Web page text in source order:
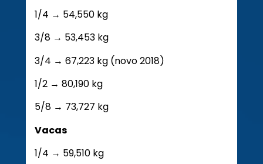
1/4 → 54,550 kg
3/8 → 53,453 kg
3/4 → 67,223 kg (novo 2018)
1/2 → 80,190 kg
5/8 → 73,727 kg
Vacas
1/4 → 59,510 kg